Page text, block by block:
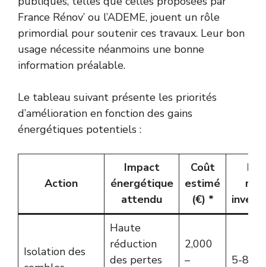
France Rénov’ ou l’ADEME, jouent un rôle
primordial pour soutenir ces travaux. Leur bon
usage nécessite néanmoins une bonne
information préalable.
Le tableau suivant présente les priorités
d’amélioration en fonction des gains
énergétiques potentiels :
Action
Impact
énergétique
attendu
Coût
estimé
(€) *
Isolation des
Haute
réduction
des pertes
2,000
–
5-8